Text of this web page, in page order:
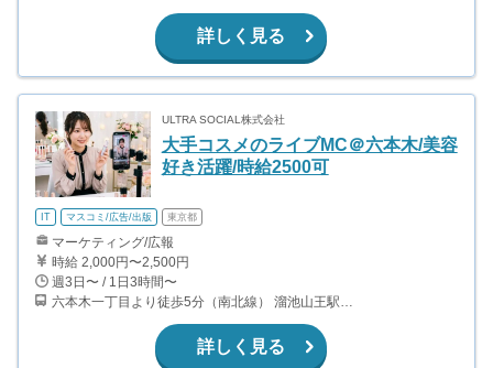
詳しく見る
ULTRA SOCIAL株式会社
大手コスメのライブMC＠六本木/美容
好き活躍/時給2500可
IT マスコミ/広告/出版 東京都
マーケティング/広報
時給 2,000円〜2,500円
週3日〜 / 1日3時間〜
六本木一丁目より徒歩5分（南北線） 溜池山王駅より徒歩10分（銀座線） 六本木駅より徒歩12分（日比谷線）
詳しく見る